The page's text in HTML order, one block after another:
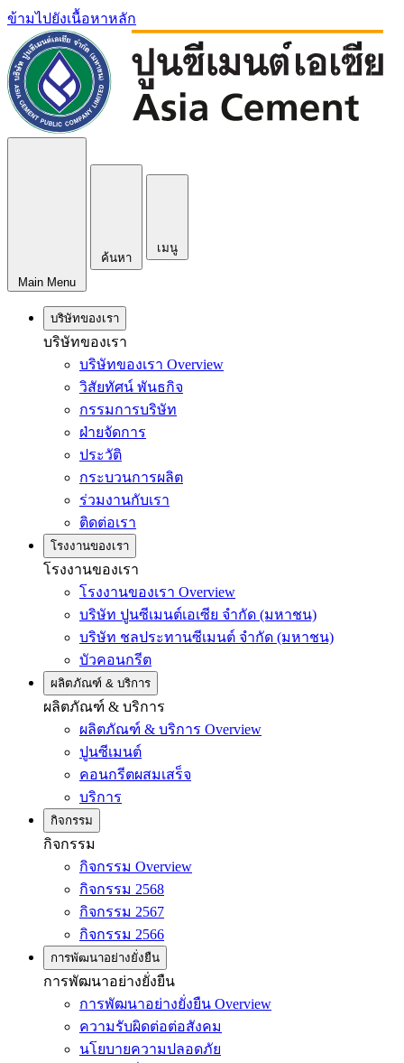
ข้ามไปยังเนื้อหาหลัก
Main Menu
ค้นหา
เมนู
บริษัทของเรา
บริษัทของเรา
บริษัทของเรา Overview
วิสัยทัศน์ พันธกิจ
กรรมการบริษัท
ฝ่ายจัดการ
ประวัติ
กระบวนการผลิต
ร่วมงานกับเรา
ติดต่อเรา
โรงงานของเรา
โรงงานของเรา
โรงงานของเรา Overview
บริษัท ปูนซีเมนต์เอเซีย จำกัด (มหาชน)
บริษัท ชลประทานซีเมนต์ จำกัด (มหาชน)
บัวคอนกรีต
ผลิตภัณฑ์ & บริการ
ผลิตภัณฑ์ & บริการ
ผลิตภัณฑ์ & บริการ Overview
ปูนซีเมนต์
คอนกรีตผสมเสร็จ
บริการ
กิจกรรม
กิจกรรม
กิจกรรม Overview
กิจกรรม 2568
กิจกรรม 2567
กิจกรรม 2566
การพัฒนาอย่างยั่งยืน
การพัฒนาอย่างยั่งยืน
การพัฒนาอย่างยั่งยืน Overview
ความรับผิดต่อต่อสังคม
นโยบายความปลอดภัย